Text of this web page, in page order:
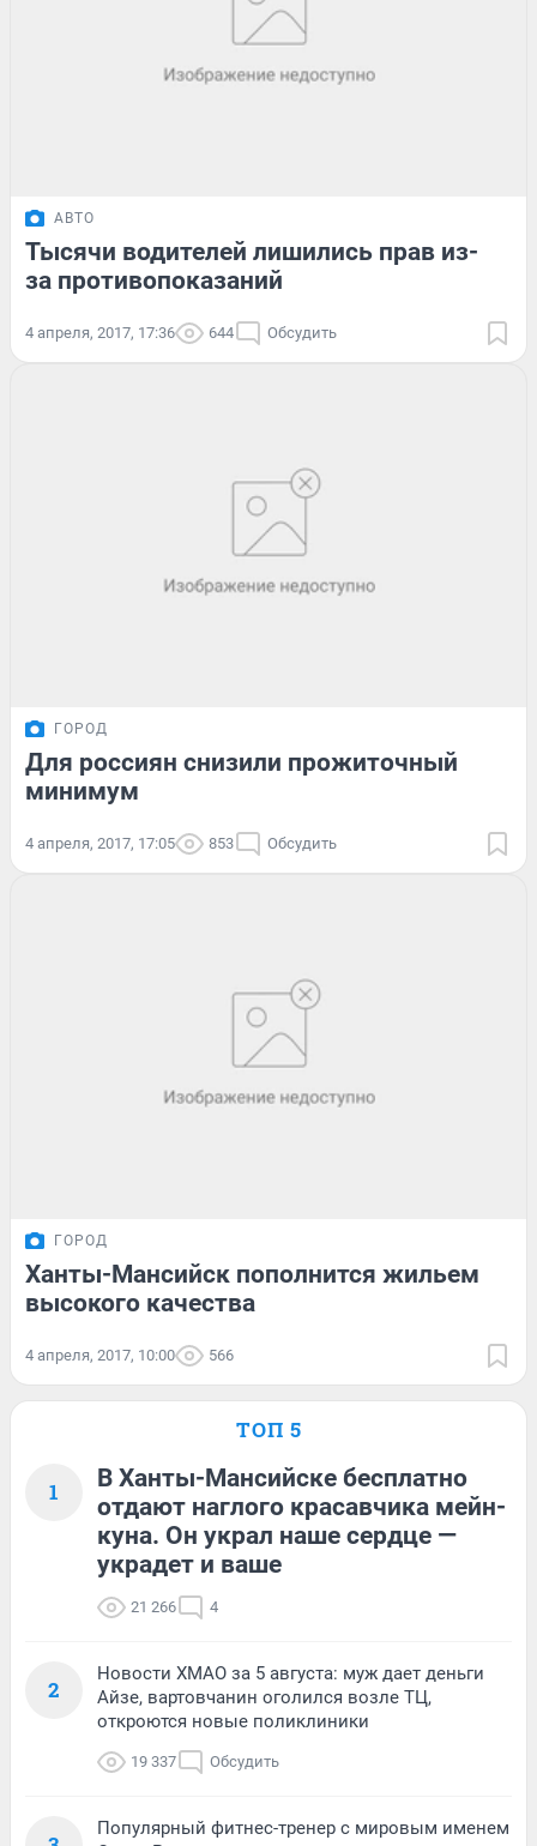
АВТО
Тысячи водителей лишились прав из-
за противопоказаний
4 апреля, 2017, 17:36 644 Обсудить
ГОРОД
Для россиян снизили прожиточный
минимум
4 апреля, 2017, 17:05 853 Обсудить
ГОРОД
Ханты-Мансийск пополнится жильем
высокого качества
4 апреля, 2017, 10:00 566
ТОП 5
1
В Ханты-Мансийске бесплатно
отдают наглого красавчика мейн-
куна. Он украл наше сердце —
украдет и ваше
21 266 4
2
Новости ХМАО за 5 августа: муж дает деньги
Айзе, вартовчанин оголился возле ТЦ,
откроются новые поликлиники
19 337 Обсудить
Популярный фитнес-тренер с мировым именем